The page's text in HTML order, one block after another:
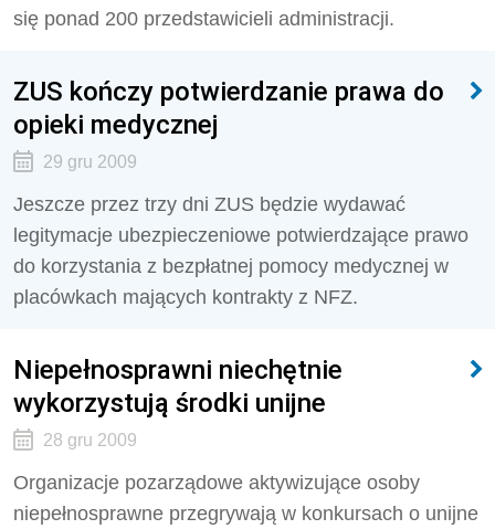
się ponad 200 przedstawicieli administracji.
ZUS kończy potwierdzanie prawa do
opieki medycznej
29 gru 2009
Jeszcze przez trzy dni ZUS będzie wydawać
legitymacje ubezpieczeniowe potwierdzające prawo
do korzystania z bezpłatnej pomocy medycznej w
placówkach mających kontrakty z NFZ.
Niepełnosprawni niechętnie
wykorzystują środki unijne
28 gru 2009
Organizacje pozarządowe aktywizujące osoby
niepełnosprawne przegrywają w konkursach o unijne